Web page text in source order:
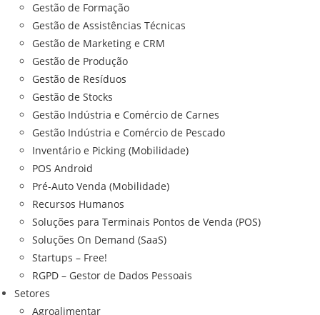
Gestão de Formação
Gestão de Assistências Técnicas
Gestão de Marketing e CRM
Gestão de Produção
Gestão de Resíduos
Gestão de Stocks
Gestão Indústria e Comércio de Carnes
Gestão Indústria e Comércio de Pescado
Inventário e Picking (Mobilidade)
POS Android
Pré-Auto Venda (Mobilidade)
Recursos Humanos
Soluções para Terminais Pontos de Venda (POS)
Soluções On Demand (SaaS)
Startups – Free!
RGPD – Gestor de Dados Pessoais
Setores
Agroalimentar